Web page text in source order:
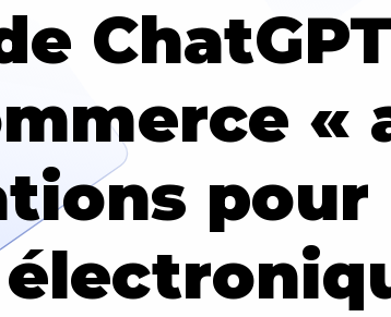
pour